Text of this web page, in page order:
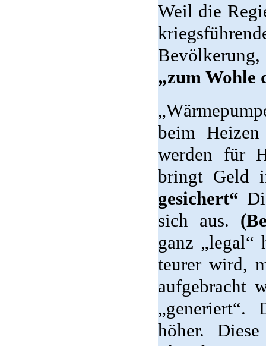
Weil die
„zum Wohle
beim
werden für
bringt Geld
gesichert“
sich aus.
ganz „legal“
teurer wird,
aufgebracht
„generiert“.
höher.